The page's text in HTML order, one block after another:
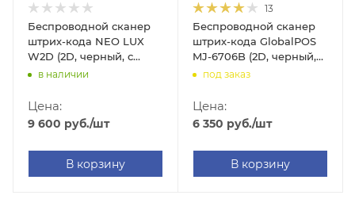
Беспроводной сканер
штрих-кода NEO LUX
W2D (2D, черный, с
подставкой Cradle)
в наличии
Цена:
9 600 руб./шт
В корзину
13
Беспроводной сканер
штрих-кода GlobalPOS
MJ-6706B (2D, черный,
без подставки Cradle)
под заказ
Цена:
6 350 руб./шт
В корзину